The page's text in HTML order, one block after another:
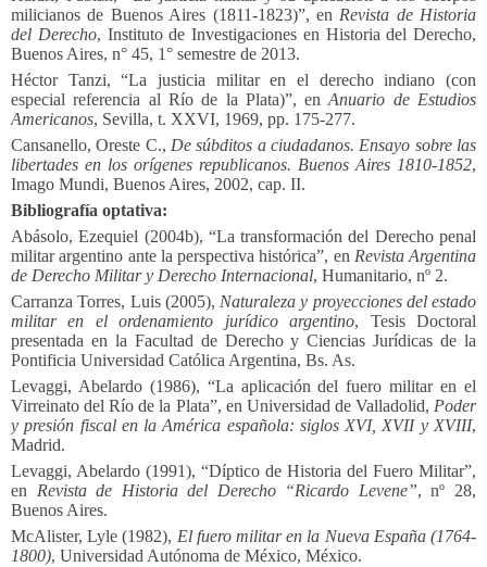
milicianos de Buenos Aires (1811-1823)”, en Revista de Historia
del Derecho, Instituto de Investigaciones en Historia del Derecho,
Buenos Aires, n° 45, 1° semestre de 2013.
Héctor Tanzi, “La justicia militar en el derecho indiano (con
especial referencia al Río de la Plata)”, enAnuario de Estudios
Americanos, Sevilla, t. XXVI, 1969, pp. 175-277.
Cansanello, Oreste C., De súbditos a ciudadanos. Ensayo sobre las
libertades en los orígenes republicanos. Buenos Aires 1810-1852,
Imago Mundi, Buenos Aires, 2002, cap. II.
Bibliografía optativa:
Abásolo, Ezequiel (2004b), “La transformación del Derecho penal
militar argentino ante la perspectiva histórica”, en Revista Argentina
de Derecho Militar y Derecho Internacional, Humanitario, nº 2.
Carranza Torres, Luis (2005), Naturaleza y proyecciones del estado
militar en el ordenamiento jurídico argentino, Tesis Doctoral
presentada en la Facultad de Derecho y Ciencias Jurídicas de la
Pontificia Universidad Católica Argentina, Bs. As.
Levaggi, Abelardo (1986), “La aplicación del fuero militar en el
Virreinato del Río de la Plata”, en Universidad de Valladolid, Poder
y presión fiscal en la América española: siglos XVI, XVII y XVIII,
Madrid.
Levaggi, Abelardo (1991), “Díptico de Historia del Fuero Militar”,
en Revista de Historia del Derecho “Ricardo Levene”, nº 28,
Buenos Aires.
McAlister, Lyle (1982), El fuero militar en la Nueva España (1764-
1800), Universidad Autónoma de México, México.